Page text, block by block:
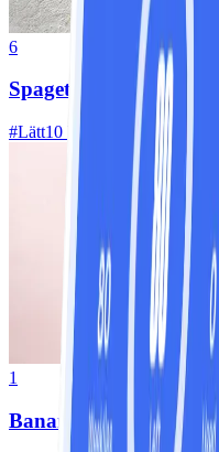
6
Spagetti med köttfärssås
#Lätt10 MIN
1
Bananpannkakor